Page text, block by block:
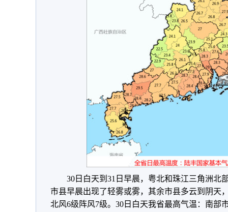
30日白天到31日早晨，粤北和珠江三角洲北
市县早晨出现了轻雾或雾，其余市县多云到阴天
北风6级阵风7级。30日白天我省最高气温：南部